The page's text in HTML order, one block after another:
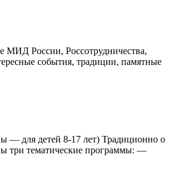
России, Россотрудничества,
события, традиции, памятные
— для детей 8-17 лет) Традиционно о
три тематические программы: —